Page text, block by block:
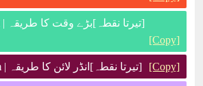
[تیرتا نقطہ]بڑے وقت کا طریقہ | f_VideoClassroom
[Copy]
[تیرتا نقطہ]انڈر لائن کا طریقہ | f_video_classroom [Copy]